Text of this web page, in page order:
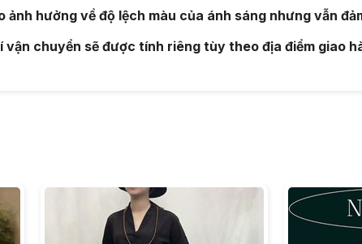
hưởng về độ lệch màu của ánh sáng nhưng vẫn
chuyển sẽ được tính riêng tùy theo địa điểm giao